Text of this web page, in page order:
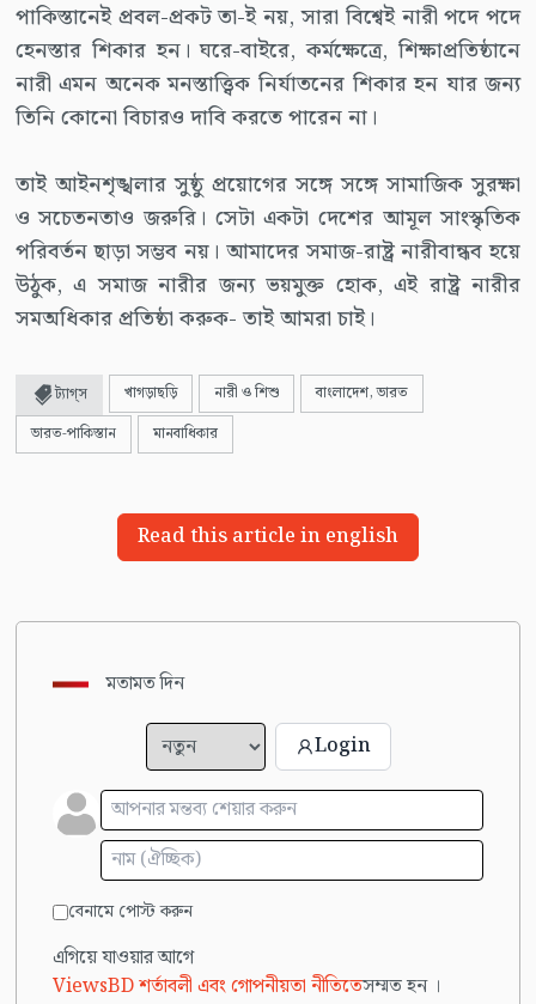
পাকিস্তানেই প্রবল-প্রকট তা-ই নয়, সারা বিশ্বেই নারী পদে পদে
হেনস্তার শিকার হন। ঘরে-বাইরে, কর্মক্ষেত্রে, শিক্ষাপ্রতিষ্ঠানে
নারী এমন অনেক মনস্তাত্ত্বিক নির্যাতনের শিকার হন যার জন্য
তিনি কোনো বিচারও দাবি করতে পারেন না।
তাই আইনশৃঙ্খলার সুষ্ঠু প্রয়োগের সঙ্গে সঙ্গে সামাজিক সুরক্ষা
ও সচেতনতাও জরুরি। সেটা একটা দেশের আমূল সাংস্কৃতিক
পরিবর্তন ছাড়া সম্ভব নয়। আমাদের সমাজ-রাষ্ট্র নারীবান্ধব হয়ে
উঠুক, এ সমাজ নারীর জন্য ভয়মুক্ত হোক, এই রাষ্ট্র নারীর
সমঅধিকার প্রতিষ্ঠা করুক- তাই আমরা চাই।
ট্যাগ্স খাগড়াছড়ি নারী ও শিশু
বাংলাদেশ, ভারত
ভারত-পাকিস্তান
মানবাধিকার
Read this article in english
মতামত দিন
Login
বেনামে পোস্ট করুন
এগিয়ে যাওয়ার আগে
ViewsBD শর্তাবলী এবং গোপনীয়তা নীতিতেসম্মত হন ।